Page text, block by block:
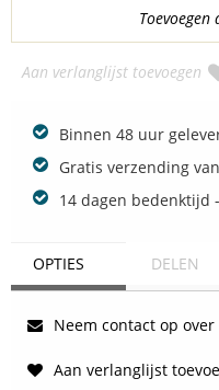
Aan verlanglijst toevoegen
Binnen 48 uur
Gratis verzending
14 dagen bedenktijd
OPTIES DELEN
Neem contact op
Aan verlanglijst